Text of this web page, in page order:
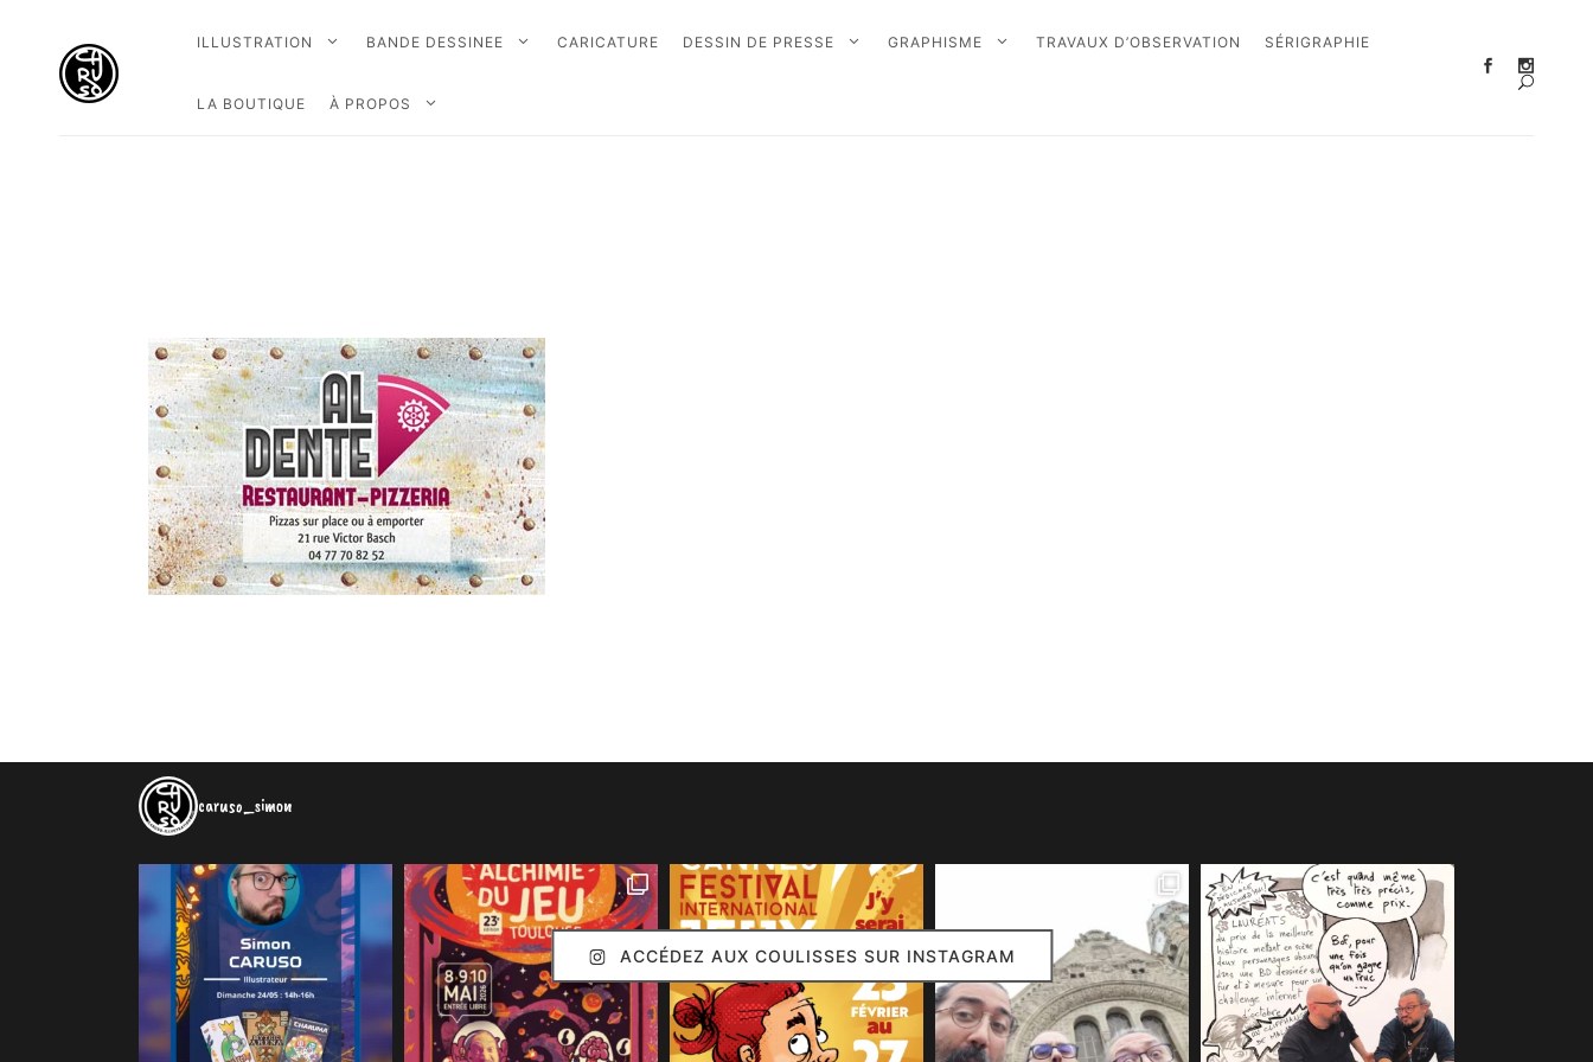
ILLUSTRATION BANDE DESSINEE CARICATURE DESSIN DE PRESSE GRAPHISME TRAVAUX D’OBSERVATION SÉRIGRAPHIE
LA BOUTIQUE À PROPOS
caruso_simon
ACCÉDEZ AUX COULISSES SUR INSTAGRAM